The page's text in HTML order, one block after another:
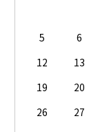
5
6
12
13
19
20
26
27